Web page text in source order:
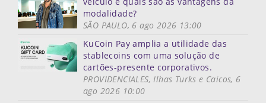
modalidade?
SÃO PAULO, 6 ago 2026 13:00
KuCoin Pay amplia a utilidade das
stablecoins com uma solução de
cartões-presente corporativos.
PROVIDENCIALES, Ilhas Turks e Caicos, 6
ago 2026 10:00